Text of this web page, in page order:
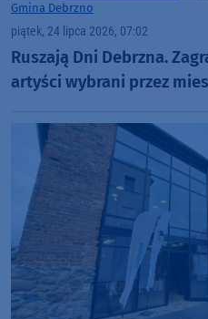
Gmina Debrzno
piątek, 24 lipca 2026, 07:02
Ruszają Dni Debrzna.
artyści wybrani przez